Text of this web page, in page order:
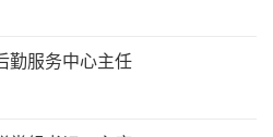
勤服务中心主任